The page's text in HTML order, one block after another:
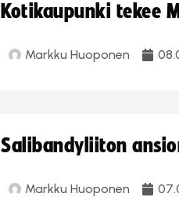
Kotikaupunki tekee
Markku Huoponen
Salibandyliiton
Markku Huoponen